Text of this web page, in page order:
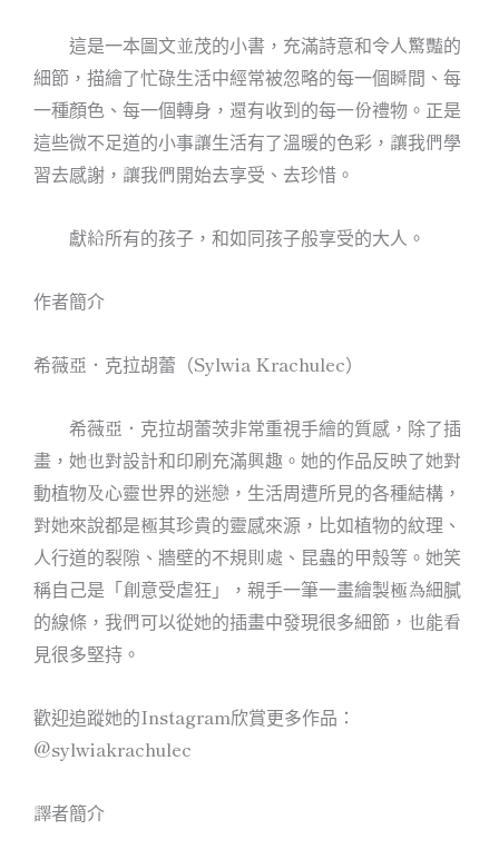
這是一本圖文並茂的小書，充滿詩意和令人驚豔的
細節，描繪了忙碌生活中經常被忽略的每一個瞬間、每
一種顏色、每一個轉身，還有收到的每一份禮物。正是
這些微不足道的小事讓生活有了溫暖的色彩，讓我們學
習去感謝，讓我們開始去享受、去珍惜。
獻給所有的孩子，和如同孩子般享受的大人。
作者簡介
希薇亞．克拉胡蕾（Sylwia Krachulec）
希薇亞．克拉胡蕾茨非常重視手繪的質感，除了插
畫，她也對設計和印刷充滿興趣。她的作品反映了她對
動植物及心靈世界的迷戀，生活周遭所見的各種結構，
對她來說都是極其珍貴的靈感來源，比如植物的紋理、
人行道的裂隙、牆壁的不規則處、昆蟲的甲殼等。她笑
稱自己是「創意受虐狂」，親手一筆一畫繪製極為細膩
的線條，我們可以從她的插畫中發現很多細節，也能看
見很多堅持。
歡迎追蹤她的Instagram欣賞更多作品：
@sylwiakrachulec
譯者簡介